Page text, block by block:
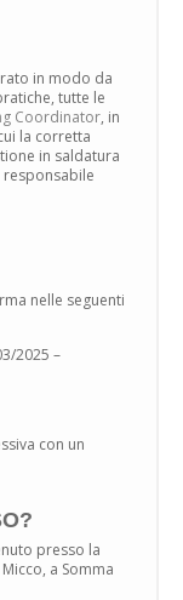
in modo da
tutte le
Coordinator, in
la corretta
in saldatura
responsabile
nelle seguenti
2025 –
con un
presso la
a Somma